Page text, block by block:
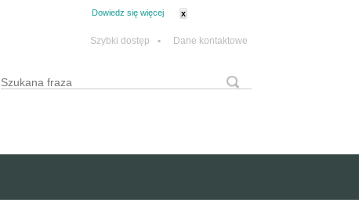
Dowiedz się więcej x
Szybki dostęp • Dane kontaktowe
Formularz wyszukiwania
Wyszukaj